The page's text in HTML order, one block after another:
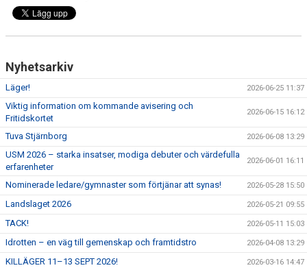
Nyhetsarkiv
Läger! 2026-06-25 11:37
Viktig information om kommande avisering och
Fritidskortet
2026-06-15 16:12
Tuva Stjärnborg 2026-06-08 13:29
USM 2026 – starka insatser, modiga debuter och värdefulla
erfarenheter
2026-06-01 16:11
Nominerade ledare/gymnaster som förtjänar att synas! 2026-05-28 15:50
Landslaget 2026 2026-05-21 09:55
TACK! 2026-05-11 15:03
Idrotten – en väg till gemenskap och framtidstro 2026-04-08 13:29
KILLÄGER 11–13 SEPT 2026! 2026-03-16 14:47